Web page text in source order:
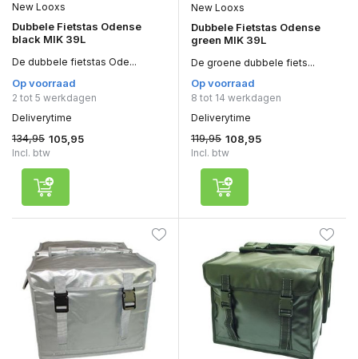
New Looxs
Dubbele Fietstas Odense
black MIK 39L
De dubbele fietstas Ode...
Op voorraad
2 tot 5 werkdagen
Deliverytime
134,95 105,95
Incl. btw
New Looxs
Dubbele Fietstas Odense
green MIK 39L
De groene dubbele fiets...
Op voorraad
8 tot 14 werkdagen
Deliverytime
119,95 108,95
Incl. btw